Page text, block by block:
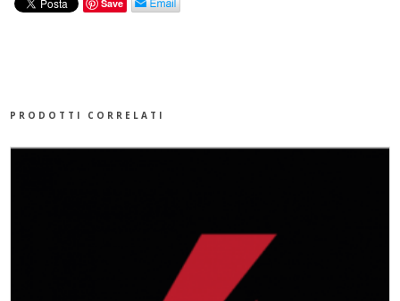
AND Save
PRODOTTI CORRELATI